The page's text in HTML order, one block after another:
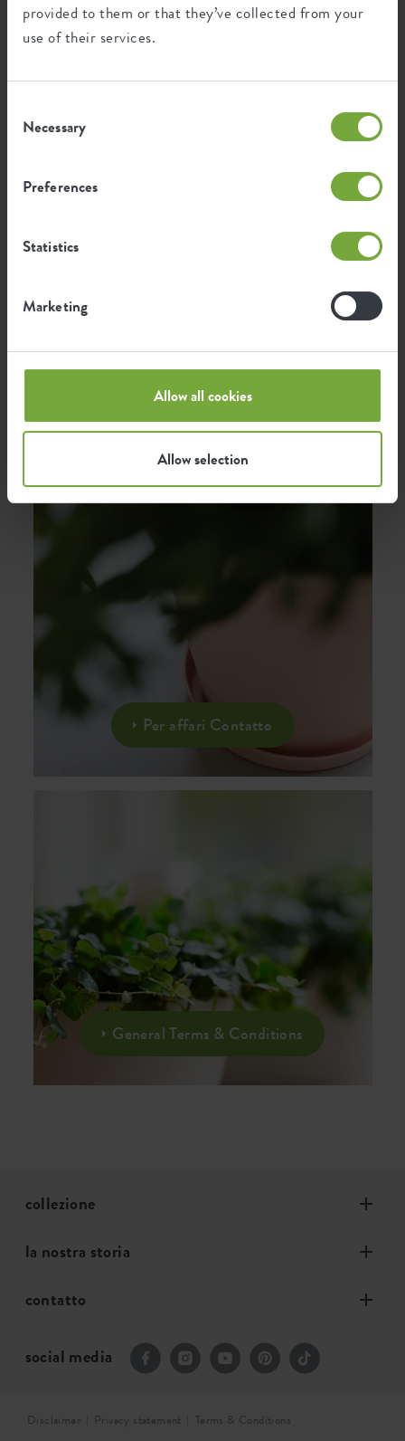
provided to them or that they’ve collected from your
use of their services.
Selection
Necessary
Preferences
Statistics
Marketing
Allow all cookies
Allow selection
Partnership
Per affari Contatto
General Terms & Conditions
collezione
la nostra storia
contatto
social media
Disclaimer Privacy statement Terms & Conditions